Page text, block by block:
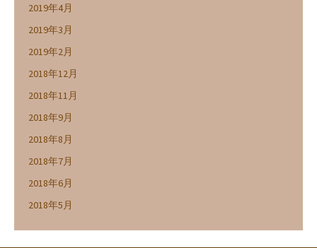
2019年4月
2019年3月
2019年2月
2018年12月
2018年11月
2018年9月
2018年8月
2018年7月
2018年6月
2018年5月